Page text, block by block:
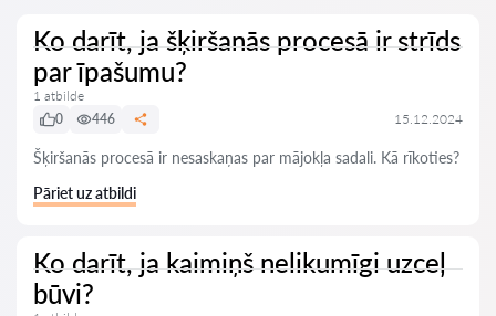
Ko darīt, ja šķiršanās procesā ir strīds
par īpašumu?
1 atbilde
0
446 15.12.2024
Šķiršanās procesā ir nesaskaņas par mājokļa sadali. Kā rīkoties?
Pāriet uz atbildi
Ko darīt, ja kaimiņš nelikumīgi uzceļ
būvi?